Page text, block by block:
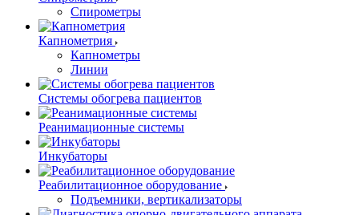
Спирометры
Капнометрия
Капнометры
Линии
Системы обогрева пациентов
Реанимационные системы
Инкубаторы
Реабилитационное оборудование
Подъемники, вертикализаторы